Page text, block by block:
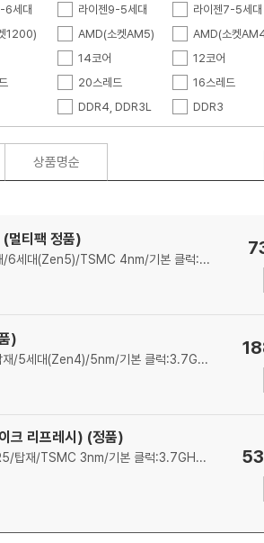
세대 코어i7-13세대
코어i5-13세대
세대 코어i7-12세대
코어i5-12세대
세대 코어i5-11세대
코어i9-10세대
세대 코어X-시리즈
코어i9-9세대
대 코어i7-8세대
코어i5-8세대
세대 코어i3-7세대
코어i7-6세대
대
세대 코어i7-2세대
코어i5-2세대
제온 실버
제온 브론즈
6세대 라이젠9-5세대
라이젠7-5세대
4세대 라이젠9-4세대
라이젠3-4세대
세대 라이젠3-3세대
라이젠 스레드리
RO
라이젠5 PRO
라이젠3 PRO
세대 라이젠5-2세대
라이젠3-2세대
1세대 FX
리치랜드-A4
1200) AMD(소켓AM5)
AMD(소켓
3647) 인텔(소켓2066)
인텔(소켓
2011) 인텔(소켓1366)
인텔(소켓1150)
775) AMD(소켓sTR5)
AMD(소켓
켓TR4) AMD(소켓FM2)
AMD(소켓
14코어
12코어
4코어
96코어
38코어
36코어
22코어
18코어
20스레드
16스레드
8스레드
192스레드
76스레드
72스레드
6스레드
4스레드
DDR4, DDR3L
DDR3
상품명순
티팩 정품)
AMD(소켓AM5)/8코어/16스레드/메모리 규격:DDR5/탑재/6세대(Zen5)/TSMC 4nm/기본 클럭:4.7GHz/최대 클럭:5.2GHz/L2 캐시:8MB/L3 캐시:96MB/TDP:120W/PCIe5.0/5600MHz/AMD 라데온 그래픽/기술 지원:AMD Ryzen Master,AMD 3D V캐시,SMT(하이퍼스레딩)/쿨러:미포함/시네벤치R23(싱글):2073/시네벤치R23(멀티):23334/출시가: 479달러(VAT별도)
)
AMD(소켓AM5)/6코어/12스레드/메모리 규격:DDR5/미탑재/5세대(Zen4)/5nm/기본 클럭:3.7GHz/최대 클럭:5.0GHz/L2 캐시:6MB/L3 캐시:32MB/TDP:65W/PPT:88W/PCIe5.0/5200MHz/기술 지원:SMT(하이퍼스레딩)/쿨러:Wraith Stealth 포함/시네벤치R23(싱글):1824/시네벤치R23(멀티):13824/출시가: 179달러(VAT별도)
크 리프레시) (정품)
인텔(소켓1851)/P8+E16코어/24스레드/메모리 규격:DDR5/탑재/TSMC 3nm/기본 클럭:3.7GHz/최대 클럭:5.5GHz/L2 캐시:40MB/L3 캐시:36MB/PBP-MTP:125-250W/PCIe5.0, 4.0/7200MHz/인텔 그래픽스(Xe LPG)/기술 지원:인텔 XTU,인텔 퀵싱크,인텔 딥러닝부스트/쿨러:미포함